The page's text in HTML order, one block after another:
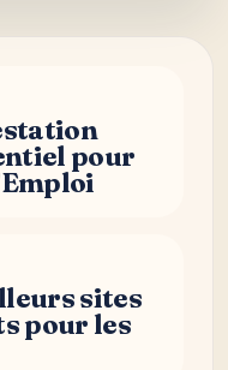
pour
sites
pour les